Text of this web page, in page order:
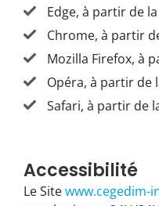
Edge, à partir de
Chrome, à partir
Mozilla Firefox, à
Opéra, à partir de
Safari, à partir de
Accessibilité
Le Sitewww.cegedim-